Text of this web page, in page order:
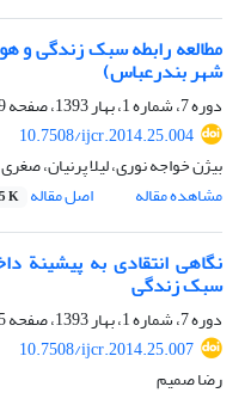
مطالعه رابطه سبک زندگی و
شهر بندرعباس)
دوره 7، شماره 1، بهار 1393، صفحه
10.7508/ijcr.2014.25.004
بیژن خواجه نوری، لیلا پرنیان،
مشاهده مقاله
اصل مقاله K
نگاهی انتقادی به پیشینة
سبک زندگی
دوره 7، شماره 1، بهار 1393، صفحه
10.7508/ijcr.2014.25.007
رضا صمیم